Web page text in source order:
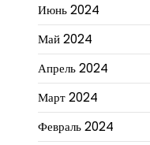
Июнь 2024
Май 2024
Апрель 2024
Март 2024
Февраль 2024